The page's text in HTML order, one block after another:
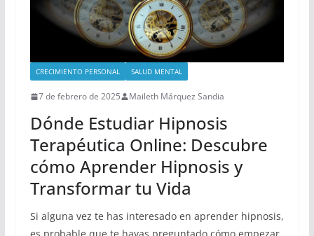
CRECIMIENTO PERSONAL SALUD MENTAL
7 de febrero de 2025 Maileth Márquez Sandia
Dónde Estudiar Hipnosis
Terapéutica Online: Descubre
cómo Aprender Hipnosis y
Transformar tu Vida
Si alguna vez te has interesado en aprender hipnosis,